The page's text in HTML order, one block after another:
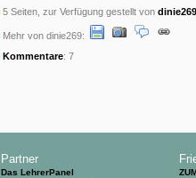
5 Seiten, zur Verfügung gestellt von dinie269
Mehr von dinie269:
Kommentare: 7
Partner
Das LehrerPanel